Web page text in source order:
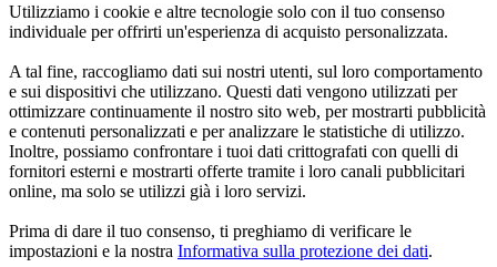
Utilizziamo i cookie e altre tecnologie solo con il tuo consenso
individuale per offrirti un'esperienza di acquisto personalizzata.
A tal fine, raccogliamo dati sui nostri utenti, sul loro comportamento
e sui dispositivi che utilizzano. Questi dati vengono utilizzati per
ottimizzare continuamente il nostro sito web, per mostrarti pubblicità
e contenuti personalizzati e per analizzare le statistiche di utilizzo.
Inoltre, possiamo confrontare i tuoi dati crittografati con quelli di
fornitori esterni e mostrarti offerte tramite i loro canali pubblicitari
online, ma solo se utilizzi già i loro servizi.
Prima di dare il tuo consenso, ti preghiamo di verificare le
impostazioni e la nostra Informativa sulla protezione dei dati.